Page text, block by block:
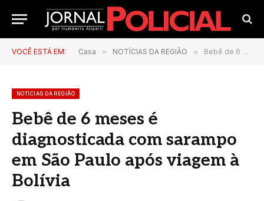
VOCÊ ESTÁ EM: Casa » NOTÍCIAS DA REGIÃO » Bebê de 6 meses é diagnosticada com sarampo em São Paulo após viagem à Bolívia
NOTÍCIAS DA REGIÃO
Bebê de 6 meses é
diagnosticada com sarampo
em São Paulo após viagem à
Bolívia